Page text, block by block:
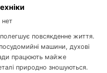
повсякденне життя.
машини, духові
працюють майже
природно зношуються.